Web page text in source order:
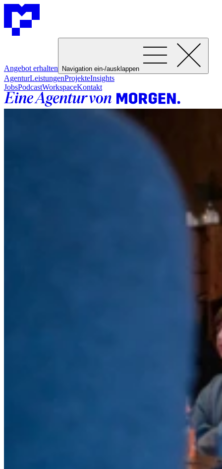
Angebot erhalten Navigation ein-/ausklappen
AgenturLeistungenProjekteInsights
JobsPodcastWorkspaceKontakt